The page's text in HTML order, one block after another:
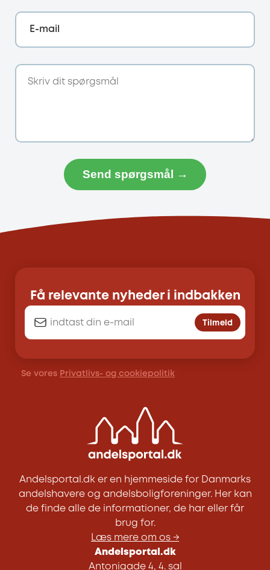
E-mail
Send spørgsmål →
Få relevante nyheder i indbakken
Tilmeld
Se vores Privatlivs- og cookiepolitik
Andelsportal.dk er en hjemmeside for Danmarks
andelshavere og andelsboligforeninger. Her kan
de finde alle de informationer, de har eller får
brug for.
Læs mere om os →
Andelsportal.dk
Antonigade 4, 4. sal